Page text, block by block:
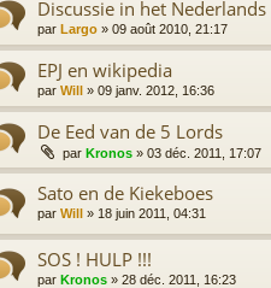
Discussie in het Nederlands
par Largo » 09 août 2010, 21:17
EPJ en wikipedia
par Will » 09 janv. 2012, 16:36
De Eed van de 5 Lords
par Kronos » 03 déc. 2011, 17:07
Sato en de Kiekeboes
par Will » 18 juin 2011, 04:31
SOS ! HULP !!!
par Kronos » 28 déc. 2011, 16:23